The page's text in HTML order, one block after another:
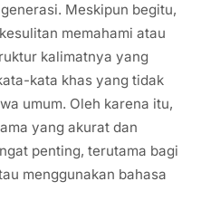
Meskipun begitu,
memahami atau
kalimatnya yang
kata khas yang tidak
umum. Oleh karena itu,
yang akurat dan
penting, terutama bagi
menggunakan bahasa